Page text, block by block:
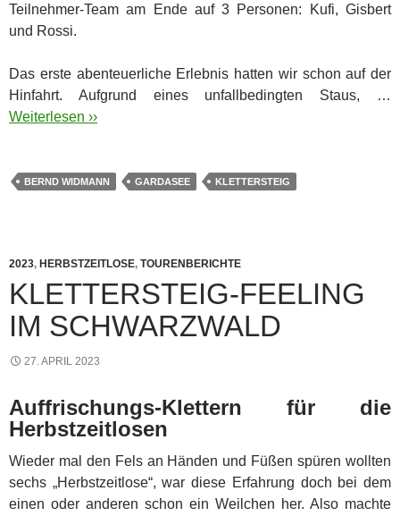
Teilnehmer-Team am Ende auf 3 Personen: Kufi, Gisbert
und Rossi.
Das erste abenteuerliche Erlebnis hatten wir schon auf der
Hinfahrt. Aufgrund eines unfallbedingten Staus, …
Weiterlesen ››
BERND WIDMANN GARDASEE KLETTERSTEIG
2023, HERBSTZEITLOSE, TOURENBERICHTE
KLETTERSTEIG-FEELING
IM SCHWARZWALD
27. APRIL 2023
Auffrischungs-Klettern für die
Herbstzeitlosen
Wieder mal den Fels an Händen und Füßen spüren wollten
sechs „Herbstzeitlose“, war diese Erfahrung doch bei dem
einen oder anderen schon ein Weilchen her. Also machte